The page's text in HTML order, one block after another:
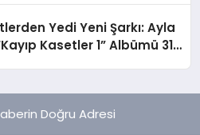
Yedi Yeni Şarkı: Ayla
Kasetler 1” Albümü 31
Doğru Adresi